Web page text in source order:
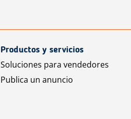
Productos y servicios
Soluciones para vendedores
Publica un anuncio